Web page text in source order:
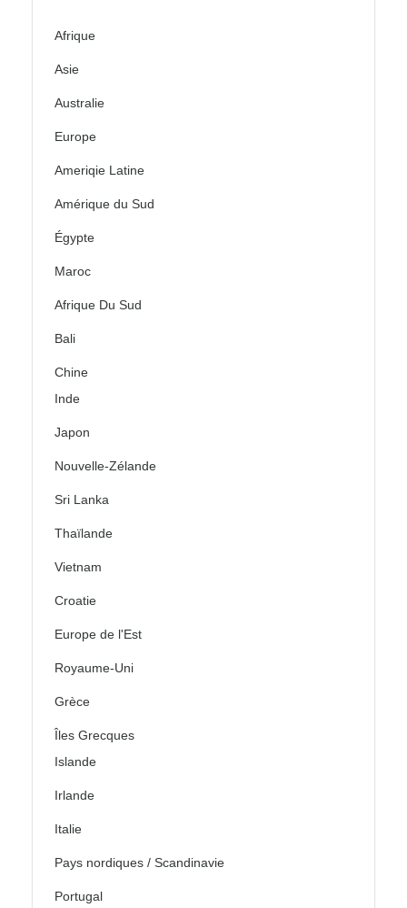
Afrique
Asie
Australie
Europe
Ameriqie Latine
Amérique du Sud
Égypte
Maroc
Afrique Du Sud
Bali
Chine
Inde
Japon
Nouvelle-Zélande
Sri Lanka
Thaïlande
Vietnam
Croatie
Europe de l'Est
Royaume-Uni
Grèce
Îles Grecques
Islande
Irlande
Italie
Pays nordiques / Scandinavie
Portugal